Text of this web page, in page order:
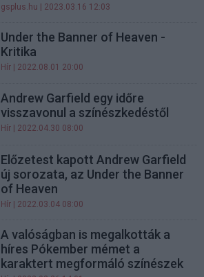
gsplus.hu | 2023.03.16 12:03
Under the Banner of Heaven -
Kritika
Hír | 2022.08.01 20:00
Andrew Garfield egy időre
visszavonul a színészkedéstől
Hír | 2022.04.30 08:00
Előzetest kapott Andrew Garfield
új sorozata, az Under the Banner
of Heaven
Hír | 2022.03.04 08:00
A valóságban is megalkották a
híres Pókember mémet a
karaktert megformáló színészek